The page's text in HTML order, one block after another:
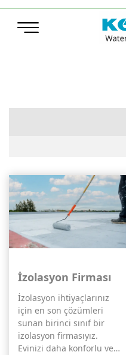
İzolasyon Firması
İzolasyon ihtiyaçlarınız
için en son çözümleri
sunan birinci sınıf bir
izolasyon firmasıyız.
Evinizi daha konforlu ve